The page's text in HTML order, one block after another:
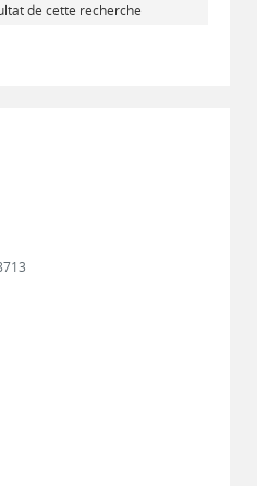
de cette recherche